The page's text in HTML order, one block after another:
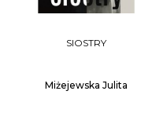
SIOSTRY
Miżejewska Julita